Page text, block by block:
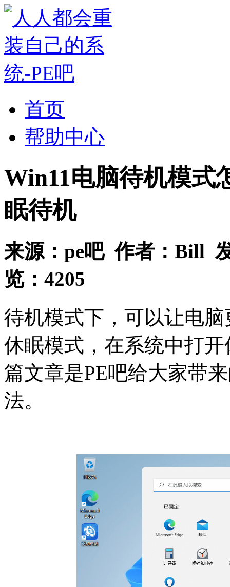
首页
帮助中心
Win11电脑待机模式
眠待机
来源： pe吧作者： Bill
览： 4205
待机模式下，可以让电
休眠模式，在系统中打
篇文章是PE吧给大家带
法。